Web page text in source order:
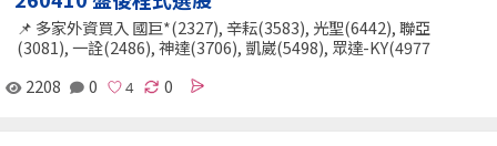
📌 多家外資買入 國巨*(2327), 辛耘(3583), 光聖(6442), 聯亞
(3081), 一詮(2486), 神達(3706), 凱崴(5498), 眾達-KY(4977
2208
0 0